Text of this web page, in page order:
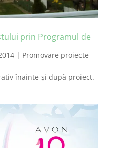
prin Programul de
| Promovare proiecte
înainte şi după proiect.